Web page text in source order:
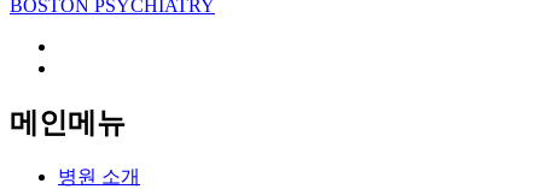
BOSTON PSYCHIATRY
메인메뉴
병원 소개